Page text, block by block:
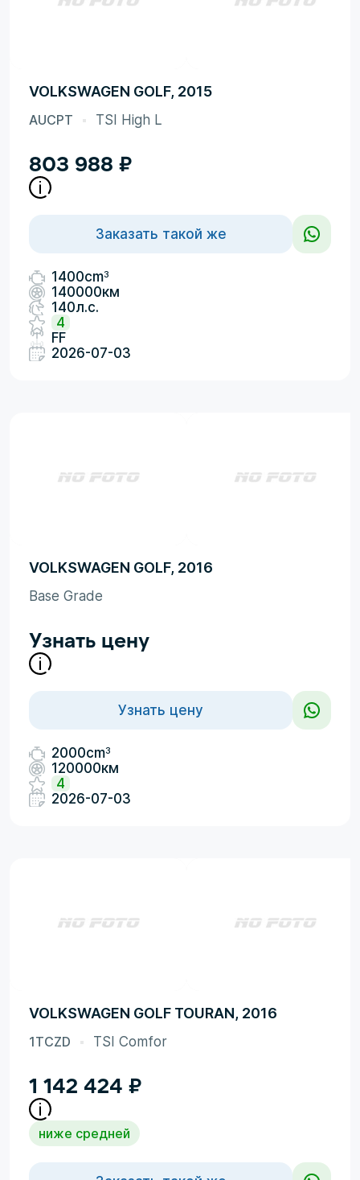
VOLKSWAGEN GOLF, 2015
AUCPT TSI High L
803 988 ₽
Заказать такой же
1400cm3
140000км
140л.с.
4
FF
2026-07-03
VOLKSWAGEN GOLF, 2016
Base Grade
Узнать цену
Узнать цену
2000cm3
120000км
4
2026-07-03
VOLKSWAGEN GOLF TOURAN, 2016
1TCZD TSI Comfor
1 142 424 ₽
ниже средней